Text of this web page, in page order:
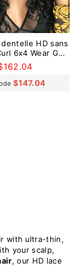
HD sans
6x4 Wear Go
nœuds
$147.04
with ultra-thin,
your scalp,
, our HD lace